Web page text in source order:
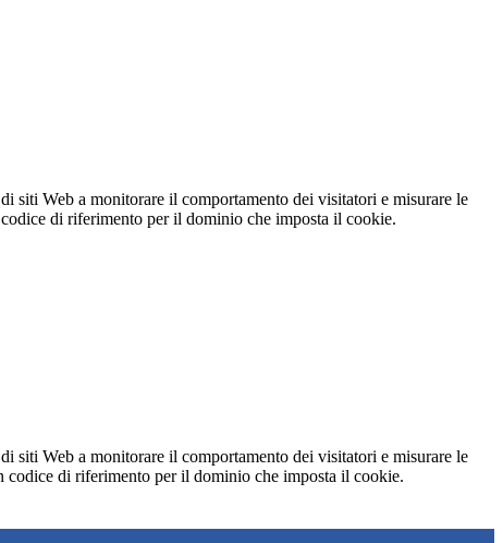
siti Web a monitorare il comportamento dei visitatori e misurare le
di riferimento per il dominio che imposta il cookie.
siti Web a monitorare il comportamento dei visitatori e misurare le
codice di riferimento per il dominio che imposta il cookie.